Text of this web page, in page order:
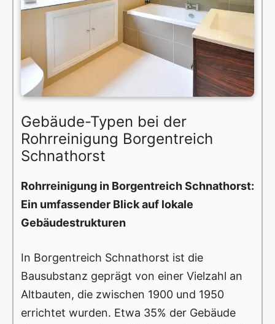
Gebäude-Typen bei der
Rohrreinigung Borgentreich
Schnathorst
Rohrreinigung in Borgentreich Schnathorst:
Ein umfassender Blick auf lokale
Gebäudestrukturen
In Borgentreich Schnathorst ist die
Bausubstanz geprägt von einer Vielzahl an
Altbauten, die zwischen 1900 und 1950
errichtet wurden. Etwa 35% der Gebäude